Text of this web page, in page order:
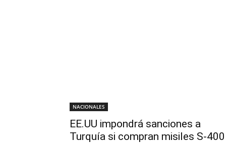
NACIONALES
EE.UU impondrá sanciones a
Turquía si compran misiles S-400